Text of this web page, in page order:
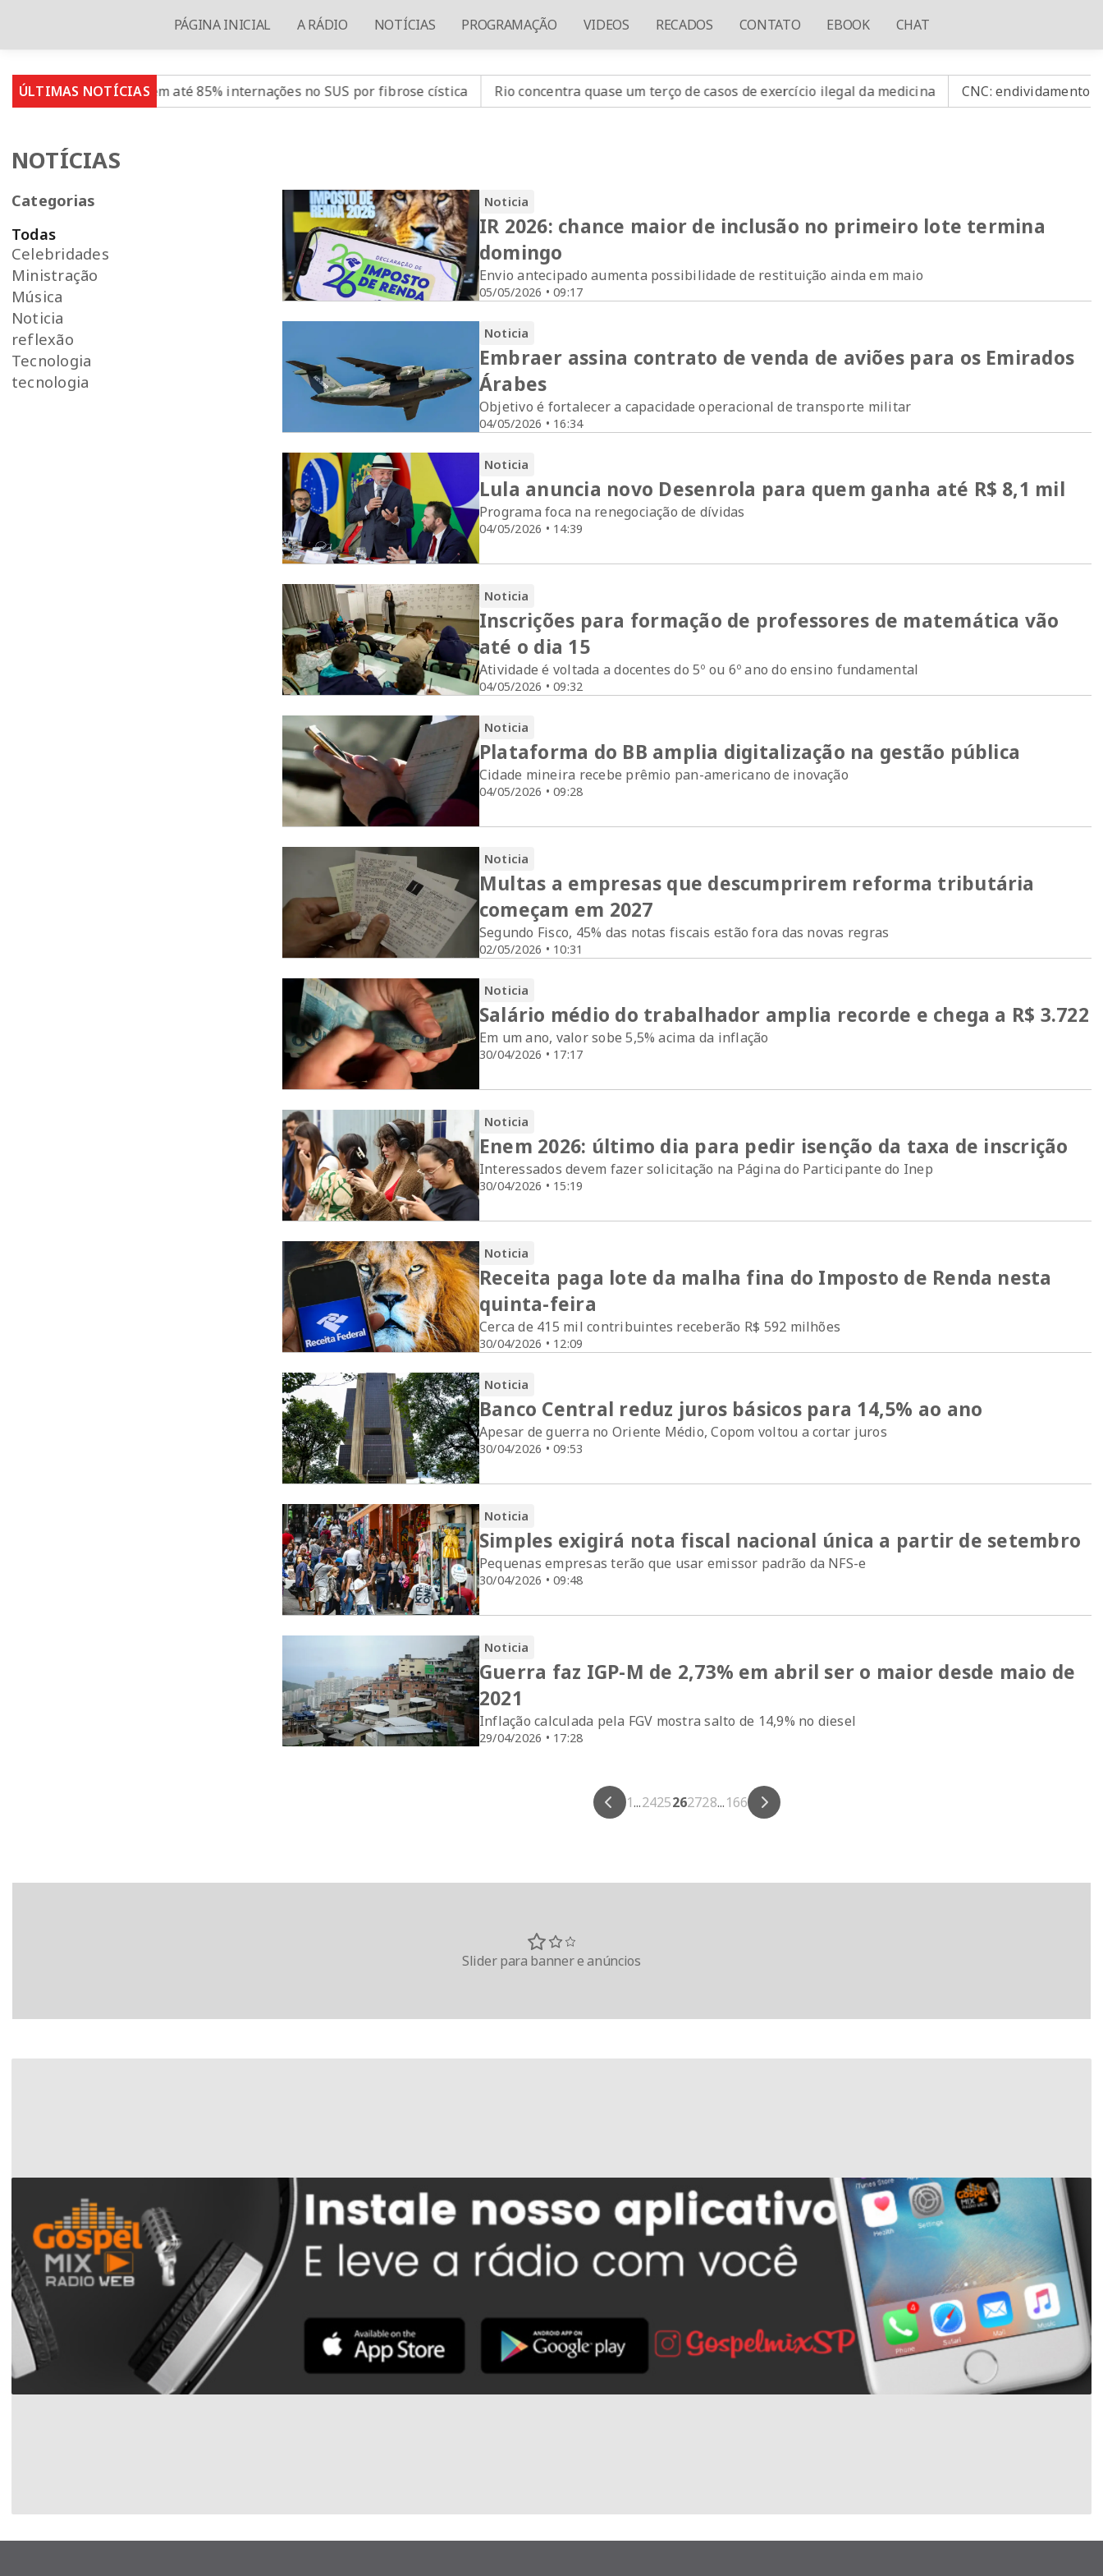
PÁGINA INICIAL A RÁDIO NOTÍCIAS PROGRAMAÇÃO VIDEOS RECADOS CONTATO EBOOK CHAT
ÚLTIMAS NOTÍCIAS
reduz em até 85% internações no SUS por fibrose cística Rio concentra quase um terço de casos de exercício ilegal da medicina CNC: endividamento das
NOTÍCIAS
Categorias
Todas
Celebridades
Ministração
Música
Noticia
reflexão
Tecnologia
tecnologia
Noticia
05/05/2026 • 09:17
IR 2026: chance maior de inclusão no primeiro lote termina
domingo
Envio antecipado aumenta possibilidade de restituição ainda em maio
Noticia
04/05/2026 • 16:34
Embraer assina contrato de venda de aviões para os Emirados
Árabes
Objetivo é fortalecer a capacidade operacional de transporte militar
Noticia
04/05/2026 • 14:39
Lula anuncia novo Desenrola para quem ganha até R$ 8,1 mil
Programa foca na renegociação de dívidas
Noticia
04/05/2026 • 09:32
Inscrições para formação de professores de matemática vão
até o dia 15
Atividade é voltada a docentes do 5º ou 6º ano do ensino fundamental
Noticia
04/05/2026 • 09:28
Plataforma do BB amplia digitalização na gestão pública
Cidade mineira recebe prêmio pan-americano de inovação
Noticia
02/05/2026 • 10:31
Multas a empresas que descumprirem reforma tributária
começam em 2027
Segundo Fisco, 45% das notas fiscais estão fora das novas regras
Noticia
30/04/2026 • 17:17
Salário médio do trabalhador amplia recorde e chega a R$ 3.722
Em um ano, valor sobe 5,5% acima da inflação
Noticia
30/04/2026 • 15:19
Enem 2026: último dia para pedir isenção da taxa de inscrição
Interessados devem fazer solicitação na Página do Participante do Inep
Noticia
30/04/2026 • 12:09
Receita paga lote da malha fina do Imposto de Renda nesta
quinta-feira
Cerca de 415 mil contribuintes receberão R$ 592 milhões
Noticia
30/04/2026 • 09:53
Banco Central reduz juros básicos para 14,5% ao ano
Apesar de guerra no Oriente Médio, Copom voltou a cortar juros
Noticia
30/04/2026 • 09:48
Simples exigirá nota fiscal nacional única a partir de setembro
Pequenas empresas terão que usar emissor padrão da NFS-e
Noticia
29/04/2026 • 17:28
Guerra faz IGP-M de 2,73% em abril ser o maior desde maio de
2021
Inflação calculada pela FGV mostra salto de 14,9% no diesel
1...2425262728...166
Slider para banner e anúncios